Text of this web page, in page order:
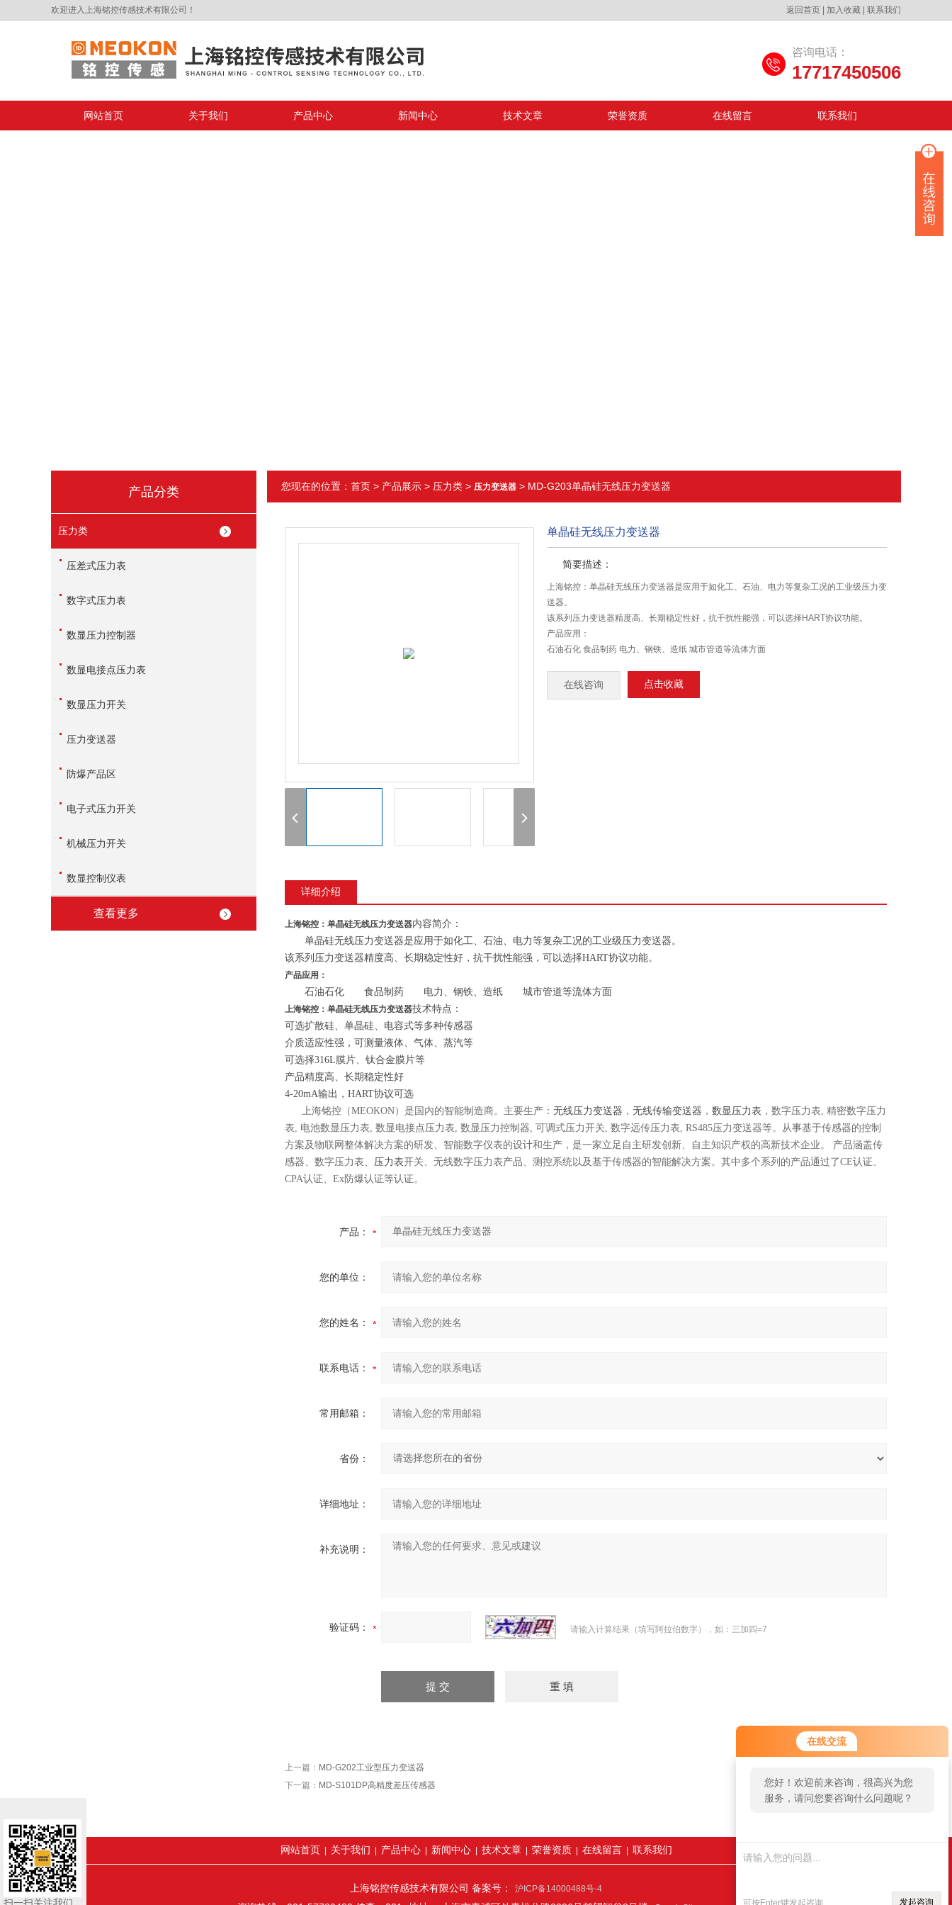
在线交流
您好！欢迎前来咨询，很高兴为您
服务，请问您要咨询什么问题呢？
可按Enter键发起咨询 发起咨询
欢迎进入上海铭控传感技术有限公司！ 返回首页 加入收藏 联系我们
咨询电话：
17717450506
网站首页 关于我们 产品中心 新闻中心 技术文章 荣誉资质 在线留言 联系我们
产品分类
压力类
压差式压力表
数字式压力表
数显压力控制器
数显电接点压力表
数显压力开关
压力变送器
防爆产品区
电子式压力开关
机械压力开关
数显控制仪表
查看更多
您现在的位置： 首页 > 产品展示 > 压力类 > 压力变送器 > MD-G203单晶硅无线压力变送器
单晶硅无线压力变送器
简要描述：
上海铭控：单晶硅无线压力变送器是应用于如化工、石油、电力等复杂工况的工业级压力变
送器。
该系列压力变送器精度高、长期稳定性好，抗干扰性能强，可以选择HART协议功能。
产品应用：
石油石化 食品制药 电力、钢铁、造纸 城市管道等流体方面
在线咨询 点击收藏
详细介绍
上海铭控：单晶硅无线压力变送器内容简介：
单晶硅无线压力变送器是应用于如化工、石油、电力等复杂工况的工业级压力变送器。
该系列压力变送器精度高、长期稳定性好，抗干扰性能强，可以选择HART协议功能。
产品应用：
石油石化 食品制药 电力、钢铁、造纸 城市管道等流体方面
上海铭控：单晶硅无线压力变送器技术特点：
可选扩散硅、单晶硅、电容式等多种传感器
介质适应性强，可测量液体、气体、蒸汽等
可选择316L膜片、钛合金膜片等
产品精度高、长期稳定性好
4-20mA输出，HART协议可选
上海铭控（MEOKON）是国内的智能制造商。主要生产： 无线压力变送器 ， 无线传输变送器 ， 数显压力表 ，数字压力表, 精密数字压力
表, 电池数显压力表, 数显电接点压力表, 数显压力控制器, 可调式压力开关, 数字远传压力表, RS485压力变送器等。从事基于传感器的控制
方案及物联网整体解决方案的研发、智能数字仪表的设计和生产，是一家立足自主研发创新、自主知识产权的高新技术企业。 产品涵盖传
感器、数字压力表、 压力表开关、无线数字压力表产品、测控系统以及基于传感器的智能解决方案。其中多个系列的产品通过了CE认证、
CPA认证、Ex防爆认证等认证。
产品：
您的单位：
您的姓名：
联系电话：
常用邮箱：
省份：
详细地址：
补充说明：
验证码： 请输入计算结果（填写阿拉伯数字），如：三加四=7
上一篇： MD-G202工业型压力变送器
下一篇： MD-S101DP高精度差压传感器
网站首页 关于我们 产品中心| 新闻中心| 技术文章| 荣誉资质| 在线留言 联系我们
上海铭控传感技术有限公司 备案号： 沪ICP备14000488号-4